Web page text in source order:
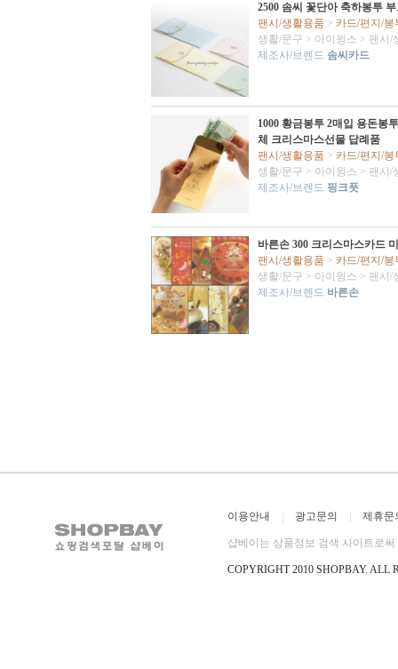
2500 솜씨 꽃단아 축하봉투
팬시/생활용품 > 카드/편지/봉
생활/문구 > 아이윙스 > 팬시/
제조사/브렌드 솜씨카드
1000 황금봉투 2매입 용돈봉
체 크리스마스선물 답례품
팬시/생활용품 > 카드/편지/봉
생활/문구 > 아이윙스 > 팬시/
제조사/브렌드 핑크풋
바른손 300 크리스마스카드
팬시/생활용품 > 카드/편지/봉
생활/문구 > 아이윙스 > 팬시/
제조사/브렌드 바른손
이용안내 | 광고문의 | 제휴문
샵베이는 상품정보 검색 사이트로
COPYRIGHT 2010 SHOPBAY. ALL